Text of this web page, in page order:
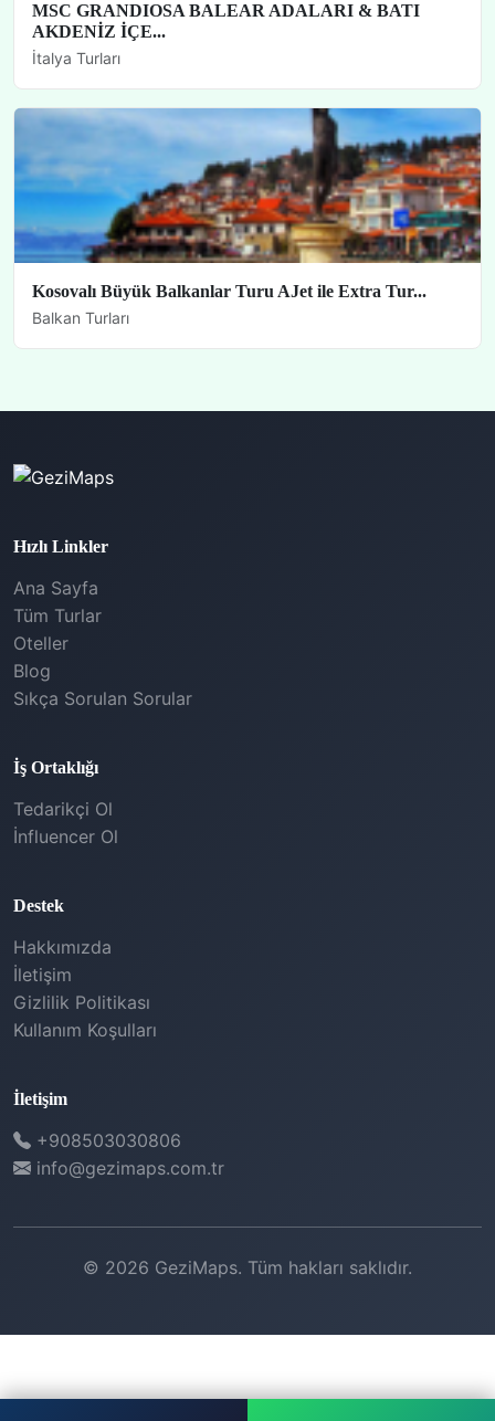
MSC GRANDIOSA BALEAR ADALARI & BATI
AKDENİZ İÇE...
İtalya Turları
Kosovalı Büyük Balkanlar Turu AJet ile Extra Tur...
Balkan Turları
Hızlı Linkler
Ana Sayfa
Tüm Turlar
Oteller
Blog
Sıkça Sorulan Sorular
İş Ortaklığı
Tedarikçi Ol
İnfluencer Ol
Destek
Hakkımızda
İletişim
Gizlilik Politikası
Kullanım Koşulları
İletişim
+908503030806
info@gezimaps.com.tr
© 2026 GeziMaps. Tüm hakları saklıdır.